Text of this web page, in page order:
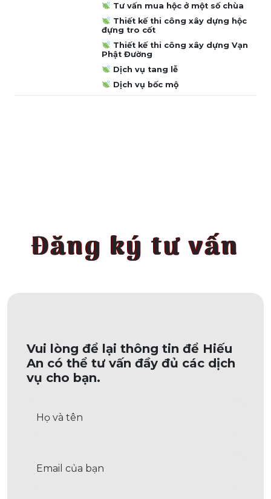
Tư vấn mua hộc ở một số chùa
Thiết kế thi công xây dựng hộc
đựng tro cốt
Thiết kế thi công xây dựng Vạn
Phật Đường
Dịch vụ tang lễ
Dịch vụ bốc mộ
Đăng ký tư vấn
Vui lòng để lại thông tin để Hiếu
An có thể tư vấn đầy đủ các dịch
vụ cho bạn.